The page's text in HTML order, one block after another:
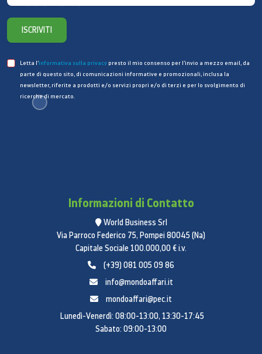
ISCRIVITI
Letta l’informativa sulla privacy presto il mio consenso per l’invio a mezzo email, da
parte di questo sito, di comunicazioni informative e promozionali, inclusa la
newsletter, riferite a prodotti e/o servizi propri e/o di terzi e per lo svolgimento di
ricerche di mercato.
Informazioni di Contatto
World Business Srl
Via Parroco Federico 75, Pompei 80045 (Na)
Capitale Sociale 100.000,00 € i.v.
(+39) 081 005 09 86
info@mondoaffari.it
mondoaffari@pec.it
Lunedì-Venerdì: 08:00-13:00, 13:30-17:45
Sabato: 09:00-13:00